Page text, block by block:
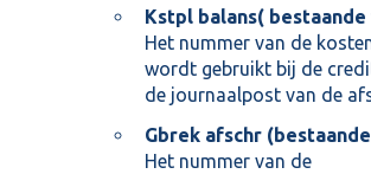
Kstpl balans(
Het nummer van de
wordt gebruikt bij de
de journaalpost van de
Gbrek afschr
Het nummer van de